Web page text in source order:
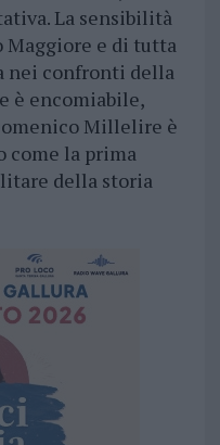
La sensibilità
Maggiore e di tutta
nei confronti della
è encomiabile,
Millelire è
come la prima
della storia